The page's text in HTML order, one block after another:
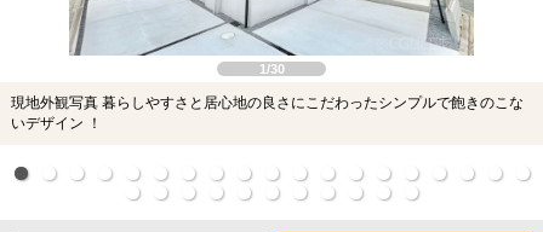
1/30
現地外観写真 暮らしやすさと居心地の良さにこだわったシンプルで飽きのこな
いデザイン ！